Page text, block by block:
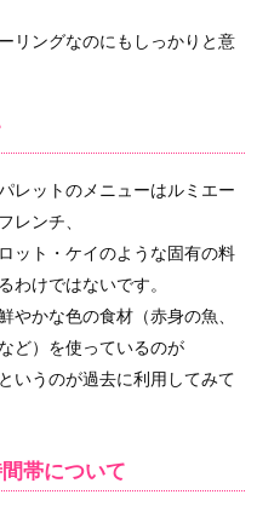
リングなのにもしっかりと意
レットのメニューはルミエー
レンチ、
ット・ケイのような固有の料
わけではないです。
やかな色の食材（赤身の魚、
ど）を使っているのが
いうのが過去に利用してみて
帯について